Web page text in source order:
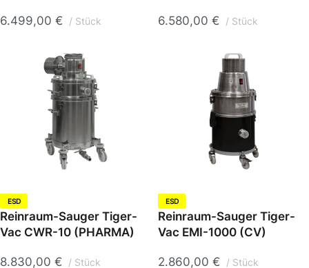
6.499,00 € Stück 6.580,00 € Stück
ESD
Reinraum-Sauger Tiger-
Vac CWR-10 (PHARMA)
8.830,00 € Stück
ESD
Reinraum-Sauger Tiger-
Vac EMI-1000 (CV)
2.860,00 € Stück